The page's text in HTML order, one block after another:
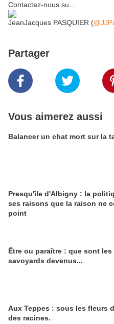
Contactez-nous su…
JeanJacques PASQUIER (
Partager
Vous aimerez aussi
Balancer un chat mort sur la
Presqu'île d'Albigny : la
ses raisons que la raison ne
point
Être ou paraître : que sont les
savoyards devenus...
Aux Teppes : sous les fleurs
des racines.